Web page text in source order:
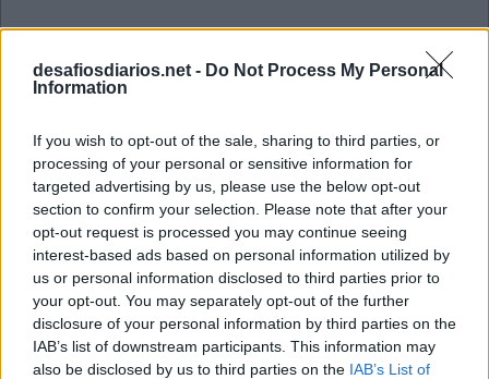
desafiosdiarios.net - Do Not Process My Personal
Information
If you wish to opt-out of the sale, sharing to third parties, or
processing of your personal or sensitive information for
targeted advertising by us, please use the below opt-out
section to confirm your selection. Please note that after your
opt-out request is processed you may continue seeing
interest-based ads based on personal information utilized by
us or personal information disclosed to third parties prior to
your opt-out. You may separately opt-out of the further
disclosure of your personal information by third parties on the
IAB’s list of downstream participants. This information may
also be disclosed by us to third parties on the IAB’s List of
Qual sabor de bolo de aniversário é
mais comum?
Chocolate Morango
Brigadeiro